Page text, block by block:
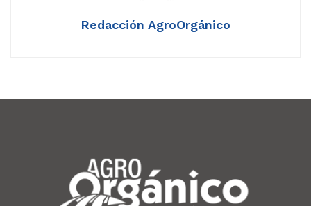
Redacción AgroOrgánico